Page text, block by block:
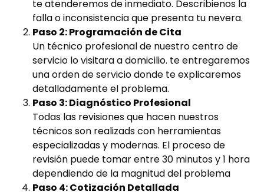
te atenderemos de inmediato. Describienos la
falla o inconsistencia que presenta tu nevera.
Paso 2: Programación de Cita
Un técnico profesional de nuestro centro de
servicio lo visitara a domicilio. te entregaremos
una orden de servicio donde te explicaremos
detalladamente el problema.
Paso 3: Diagnóstico Profesional
Todas las revisiones que hacen nuestros
técnicos son realizads con herramientas
especializadas y modernas. El proceso de
revisión puede tomar entre 30 minutos y 1 hora
dependiendo de la magnitud del problema
Paso 4: Cotización Detallada